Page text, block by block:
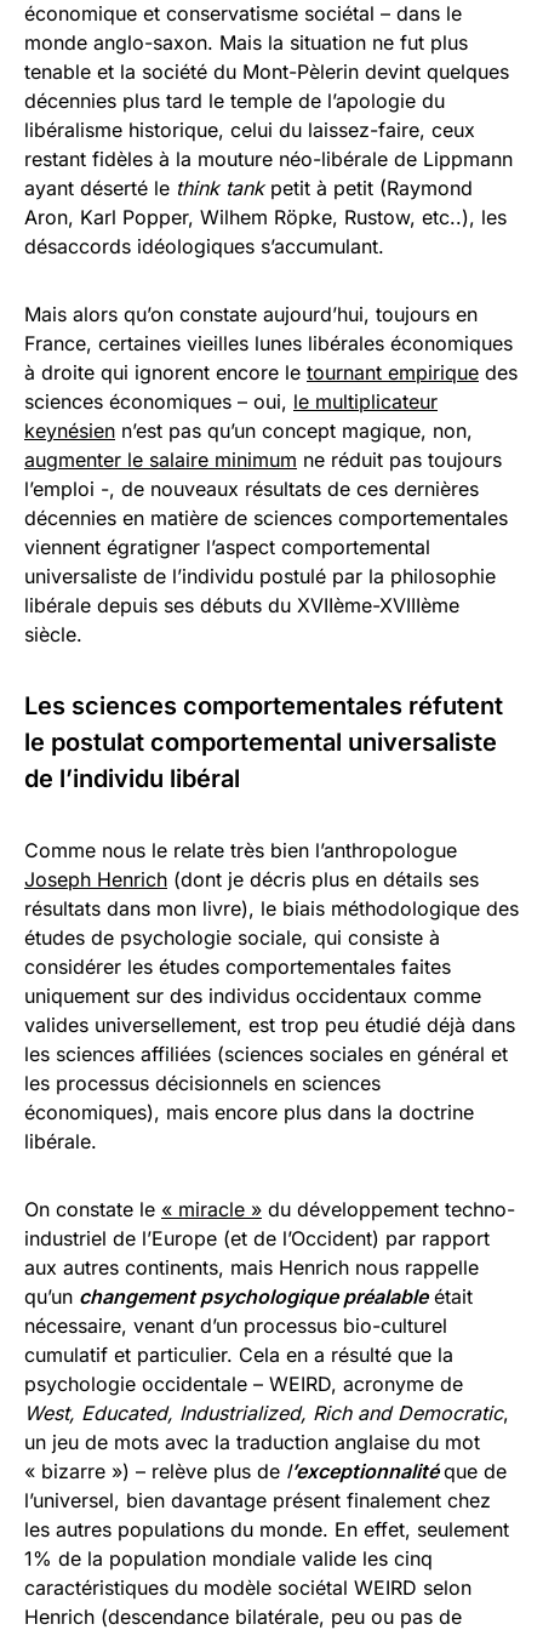
économique et conservatisme sociétal – dans le
monde anglo-saxon. Mais la situation ne fut plus
tenable et la société du Mont-Pèlerin devint quelques
décennies plus tard le temple de l’apologie du
libéralisme historique, celui du laissez-faire, ceux
restant fidèles à la mouture néo-libérale de Lippmann
ayant déserté le think tankpetit à petit (Raymond
Aron, Karl Popper, Wilhem Röpke, Rustow, etc..), les
désaccords idéologiques s’accumulant.
Mais alors qu’on constate aujourd’hui, toujours en
France, certaines vieilles lunes libérales économiques
à droite qui ignorent encore le tournant empirique des
sciences économiques – oui, le multiplicateur
keynésien n’est pas qu’un concept magique, non,
augmenter le salaire minimum ne réduit pas toujours
l’emploi -, de nouveaux résultats de ces dernières
décennies en matière de sciences comportementales
viennent égratigner l’aspect comportemental
universaliste de l’individu postulé par la philosophie
libérale depuis ses débuts du XVIIème-XVIIIème
siècle.
Les sciences comportementales réfutent
le postulat comportemental universaliste
de l’individu libéral
Comme nous le relate très bien l’anthropologue
Joseph Henrich (dont je décris plus en détails ses
résultats dans mon livre), le biais méthodologique des
études de psychologie sociale, qui consiste à
considérer les études comportementales faites
uniquement sur des individus occidentaux comme
valides universellement, est trop peu étudié déjà dans
les sciences affiliées (sciences sociales en général et
les processus décisionnels en sciences
économiques), mais encore plus dans la doctrine
libérale.
On constate le « miracle » du développement techno-
industriel de l’Europe (et de l’Occident) par rapport
aux autres continents, mais Henrich nous rappelle
qu’un changement psychologique préalableétait
nécessaire, venant d’un processus bio-culturel
cumulatif et particulier. Cela en a résulté que la
psychologie occidentale – WEIRD, acronyme de
West, Educated, Industrialized, Rich and Democratic,
un jeu de mots avec la traduction anglaise du mot
« bizarre ») – relève plus de l’exceptionnalité que de
l’universel, bien davantage présent finalement chez
les autres populations du monde. En effet, seulement
1% de la population mondiale valide les cinq
caractéristiques du modèle sociétal WEIRD selon
Henrich (descendance bilatérale, peu ou pas de